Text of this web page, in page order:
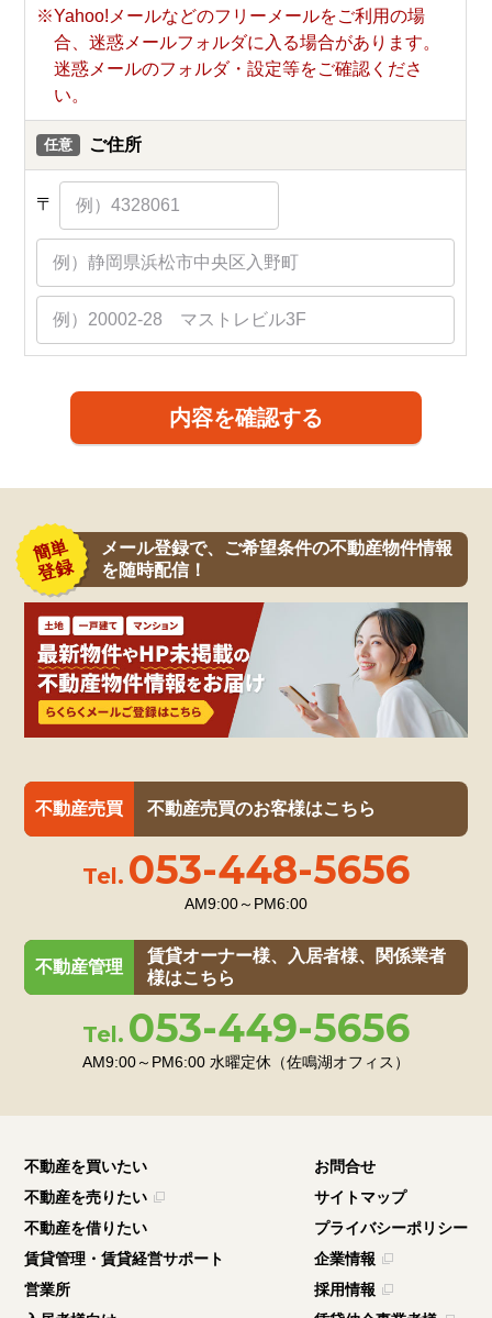
※Yahoo!メールなどのフリーメールをご利用の場
合、迷惑メールフォルダに入る場合があります。
迷惑メールのフォルダ・設定等をご確認くださ
い。
任意 ご住所
〒
内容を確認する
メール登録で、ご希望条件の不動産物件情報
を随時配信！
不動産売買 不動産売買のお客様はこちら
Tel. 053-448-5656
AM9:00～PM6:00
不動産管理
賃貸オーナー様、入居者様、関係業者
様はこちら
Tel. 053-449-5656
AM9:00～PM6:00 水曜定休（佐鳴湖オフィス）
不動産を買いたい
不動産を売りたい
不動産を借りたい
賃貸管理・賃貸経営サポート
営業所
お問合せ
サイトマップ
プライバシーポリシー
企業情報
採用情報